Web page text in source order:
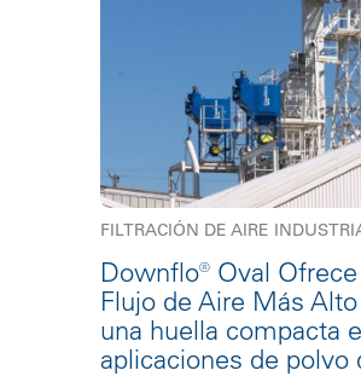
FILTRACIÓN DE AIRE
Downflo® Oval
Flujo de Aire Más
una huella compacta
aplicaciones de polvo